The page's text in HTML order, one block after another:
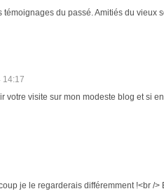
du passé. Amitiés du vieux
14:17
votre visite sur mon modeste blog et si
je le regarderais différemment !<br />